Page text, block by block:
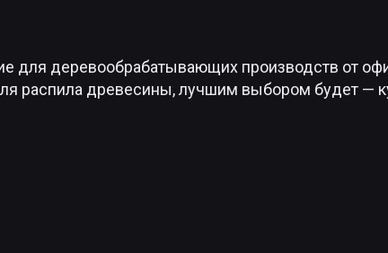
для деревообрабатывающих производств от
распила древесины, лучшим выбором будет —